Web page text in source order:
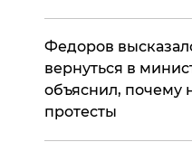
Федоров
вернуться в
объяснил, почему
протесты